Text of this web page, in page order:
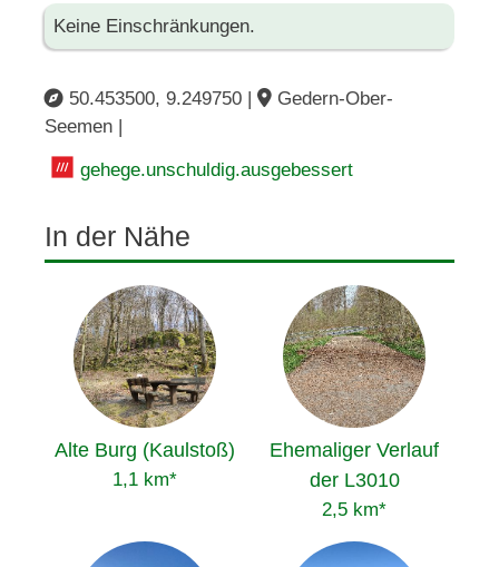
Keine Einschränkungen.
50.453500, 9.249750 |
Gedern-Ober-
Seemen |
gehege.unschuldig.ausgebessert
In der Nähe
Alte Burg (Kaulstoß)
1,1 km*
Ehemaliger Verlauf
der L3010
2,5 km*